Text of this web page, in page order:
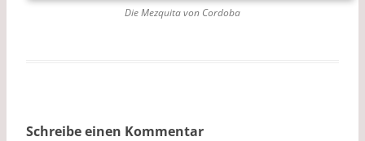
Die Mezquita von Cordoba
Schreibe einen Kommentar